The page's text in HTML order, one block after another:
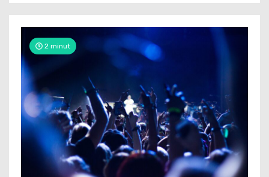
2 minut